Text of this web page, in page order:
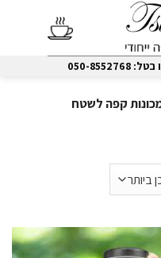
8552768
קפה לשטח